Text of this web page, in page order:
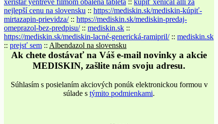
xeristar yentreve filmom obalená tableta :: kúpiť xenical alli za
nejlepší cenu na slovensku :: https://mediskin.sk/mediskin-kúpiť-
mirtazapin-prievidza/:: https://mediskin.sk/mediskin-predaj-
omeprazol-bez-predpisu/:: mediskin.sk ::
https://mediskin.sk/mediskin-lacné-generická-ramipril/:: mediskin.sk
:: prejsť sem :: Albendazol na slovensku
Ak chete dostávať na Váš e-mail novinky a akcie
MEDISKIN, zašlite nám svoju adresu.
Súhlasím s posielaním akciových ponúk elektronickou formou v
súlade s týmito podmienkami.